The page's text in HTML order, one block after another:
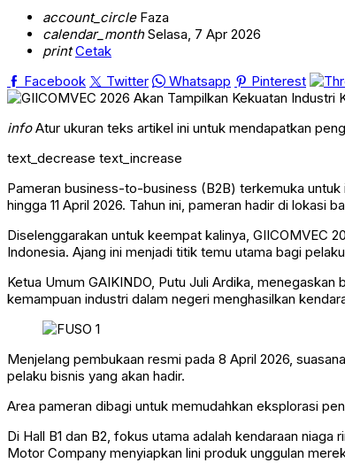
account_circleFaza
calendar_monthSelasa, 7 Apr 2026
print Cetak
Facebook
Twitter Whatsapp Pinterest
infoAtur ukuran teks artikel ini untuk mendapatkan
text_decrease text_increase
Pameran business-to-business (B2B) terkemuka
hingga 11 April 2026. Tahun ini, pameran hadir di lokasi
Diselenggarakan untuk keempat kalinya, GIICOMVEC
Indonesia. Ajang ini menjadi titik temu utama bagi
Ketua Umum GAIKINDO, Putu Juli Ardika,
kemampuan industri dalam negeri menghasilkan
Menjelang pembukaan resmi pada 8 April 2026,
pelaku bisnis yang akan hadir.
Area pameran dibagi untuk memudahkan eksplorasi
Di Hall B1 dan B2, fokus utama adalah kendaraan
Motor Company menyiapkan lini produk unggulan